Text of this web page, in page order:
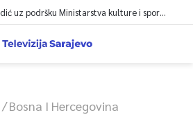
Bh. plivačica Iman Avdić uz podršku Ministarstva kulture i sporta KS kreće na Evropsko prvenstvo i Mediteranske igre
/Bosna I Hercegovina